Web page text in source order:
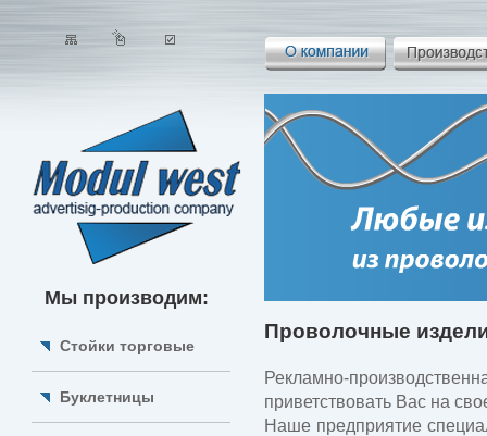
Мы производим:
Стойки торговые
Буклетницы
Проволочные
Рекламно-
приветствовать Вас на
Наше предприятие